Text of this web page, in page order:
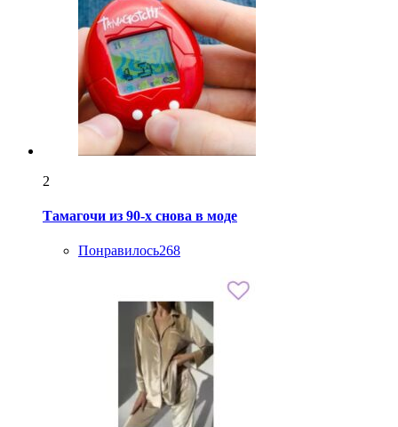
2
Тамагочи из 90-х снова в моде
Понравилось268